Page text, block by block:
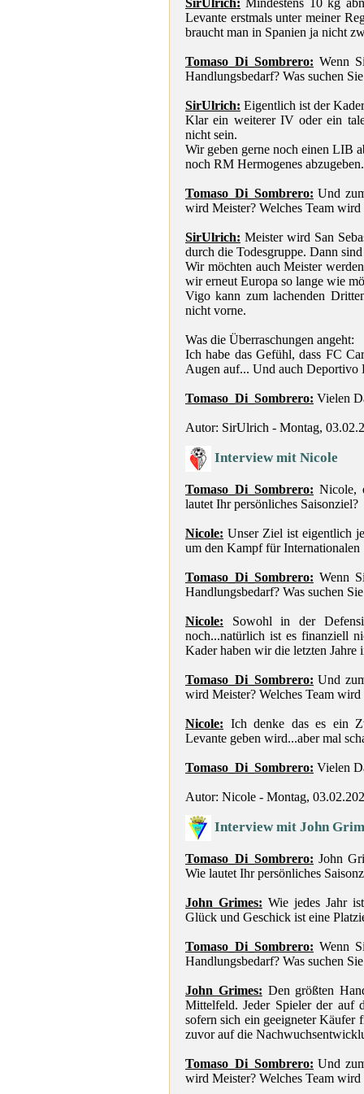
SirUlrich: Mindestens 10 kg
Levante erstmals unter meiner
braucht man in Spanien ja nicht
Tomaso_Di_Sombrero: Wenn
Handlungsbedarf? Was suchen
SirUlrich: Eigentlich ist der
Klar ein weiterer IV oder ein
nicht sein.
Wir geben gerne noch einen LIB
noch RM Hermogenes
Tomaso_Di_Sombrero: Und
wird Meister? Welches Team
SirUlrich: Meister wird San
durch die Todesgruppe. Dann
Wir möchten auch Meister
wir erneut Europa so lange wie
Vigo kann zum lachenden
nicht vorne.
Was die Überraschungen angeht:
Ich habe das Gefühl, dass FC
Augen auf... Und auch Deportivo
Tomaso_Di_Sombrero: Vielen
Autor: SirUlrich - Montag,
Interview mit Nicole
Tomaso_Di_Sombrero: Nicole,
lautet Ihr persönliches Saisonziel?
Nicole: Unser Ziel ist eigentlich
um den Kampf für Internationalen
Tomaso_Di_Sombrero: Wenn
Handlungsbedarf? Was suchen
Nicole: Sowohl in der
noch...natürlich ist es finanziell
Kader haben wir die letzten Jahre
Tomaso_Di_Sombrero: Und
wird Meister? Welches Team
Nicole: Ich denke das es ein
Levante geben wird...aber mal
Tomaso_Di_Sombrero: Vielen
Autor: Nicole - Montag,
Interview mit John
Tomaso_Di_Sombrero: John
Wie lautet Ihr persönliches
John Grimes: Wie jedes Jahr
Glück und Geschick ist eine
Tomaso_Di_Sombrero: Wenn
Handlungsbedarf? Was suchen
John Grimes: Den größten
Mittelfeld. Jeder Spieler der auf
sofern sich ein geeigneter Käufer
zuvor auf die
Tomaso_Di_Sombrero: Und
wird Meister? Welches Team